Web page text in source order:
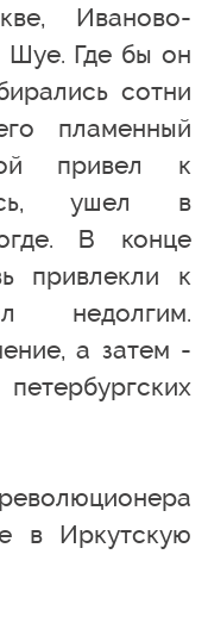
Иваново-
Шуе. Где бы он
сотни
пламенный
привел к
ушел в
В конце
привлекли к
недолгим.
а затем -
в Иркутскую